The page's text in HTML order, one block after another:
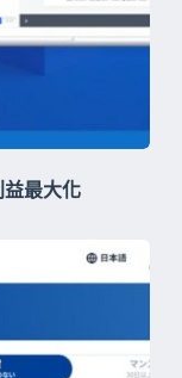
最大化